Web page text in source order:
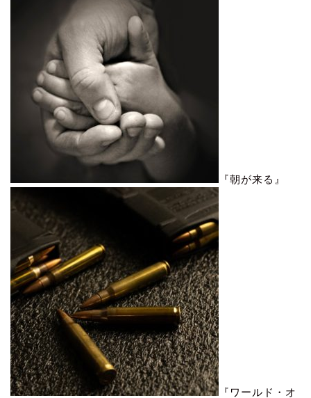
『朝が来る』
『ワールド・オ